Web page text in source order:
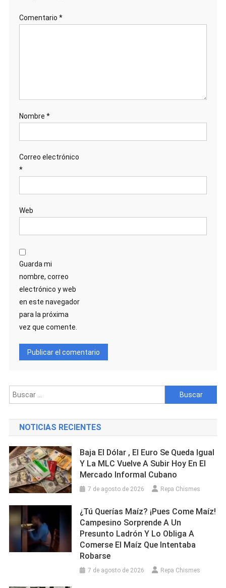
Comentario *
Nombre *
Correo electrónico
*
Web
Guarda mi
nombre, correo
electrónico y web
en este navegador
para la próxima
vez que comente.
Buscar:
NOTICIAS RECIENTES
Baja El Dólar , El Euro Se Queda Igual
Y La MLC Vuelve A Subir Hoy En El
Mercado Informal Cubano
7 de agosto de 2026 Repa Chismes
¿Tú Querías Maíz? ¡Pues Come Maíz!
Campesino Sorprende A Un
Presunto Ladrón Y Lo Obliga A
Comerse El Maíz Que Intentaba
Robarse
7 de agosto de 2026 Repa Chismes